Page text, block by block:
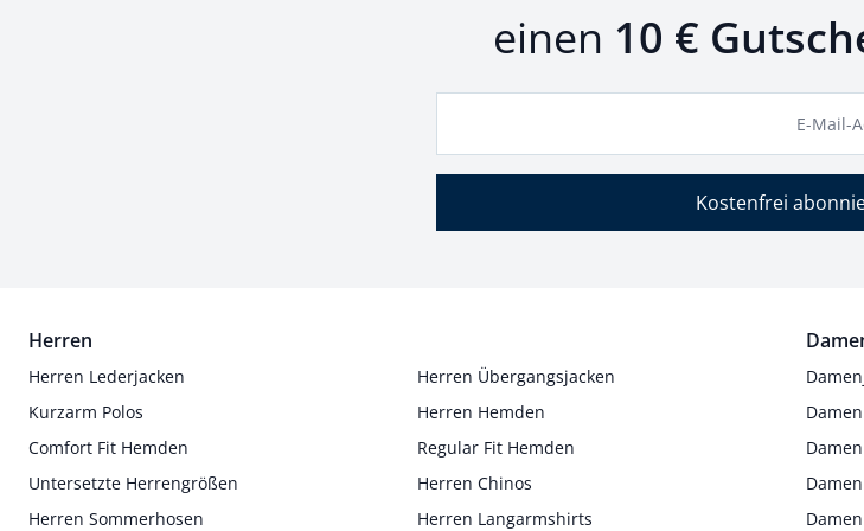
einen 10 €
E-Mail-
Kostenfrei
Herren
Herren Lederjacken
Herren Übergangsjacken
Kurzarm Polos
Herren Hemden
Comfort Fit Hemden
Regular Fit Hemden
Untersetzte Herrengrößen
Herren Chinos
Herren Sommerhosen
Herren Langarmshirts